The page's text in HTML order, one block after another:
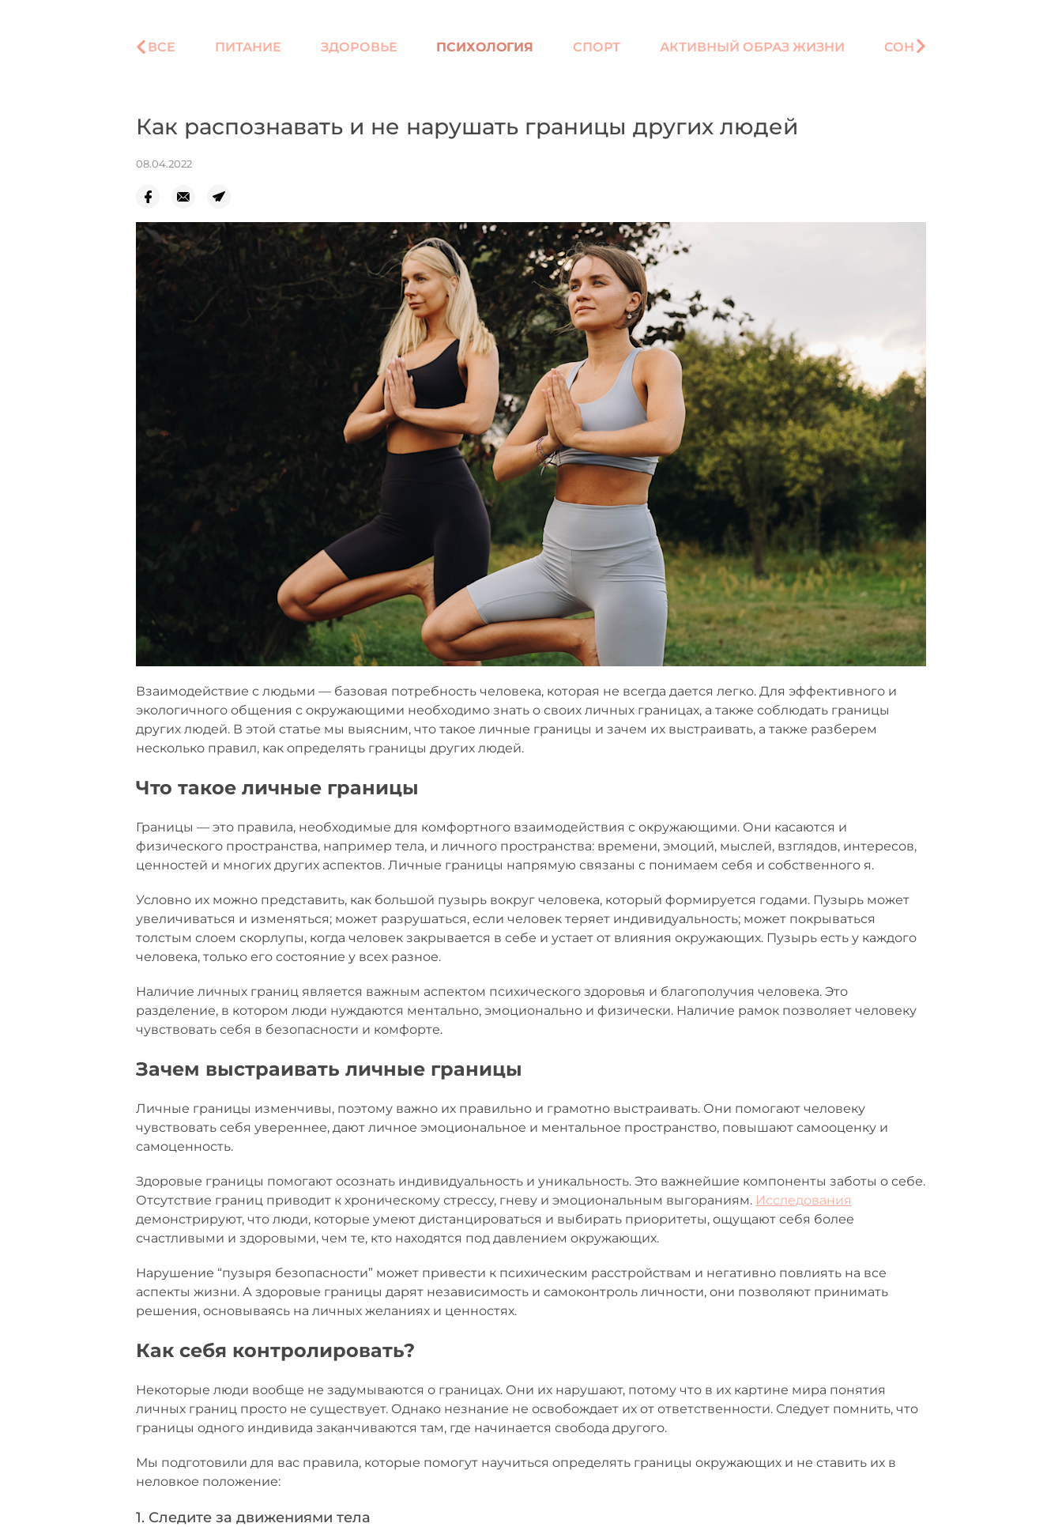
ВСЕ ПИТАНИЕ ЗДОРОВЬЕ ПСИХОЛОГИЯ СПОРТ АКТИВНЫЙ ОБРАЗ ЖИЗНИ СОН
Как распознавать и не нарушать границы других людей
08.04.2022
Взаимодействие с людьми — базовая потребность человека, которая не всегда дается легко. Для эффективного и
экологичного общения с окружающими необходимо знать о своих личных границах, а также соблюдать границы
других людей. В этой статье мы выясним, что такое личные границы и зачем их выстраивать, а также разберем
несколько правил, как определять границы других людей.
Что такое личные границы
Границы — это правила, необходимые для комфортного взаимодействия с окружающими. Они касаются и
физического пространства, например тела, и личного пространства: времени, эмоций, мыслей, взглядов, интересов,
ценностей и многих других аспектов. Личные границы напрямую связаны с понимаем себя и собственного я.
Условно их можно представить, как большой пузырь вокруг человека, который формируется годами. Пузырь может
увеличиваться и изменяться; может разрушаться, если человек теряет индивидуальность; может покрываться
толстым слоем скорлупы, когда человек закрывается в себе и устает от влияния окружающих. Пузырь есть у каждого
человека, только его состояние у всех разное.
Наличие личных границ является важным аспектом психического здоровья и благополучия человека. Это
разделение, в котором люди нуждаются ментально, эмоционально и физически. Наличие рамок позволяет человеку
чувствовать себя в безопасности и комфорте.
Зачем выстраивать личные границы
Личные границы изменчивы, поэтому важно их правильно и грамотно выстраивать. Они помогают человеку
чувствовать себя увереннее, дают личное эмоциональное и ментальное пространство, повышают самооценку и
самоценность.
Здоровые границы помогают осознать индивидуальность и уникальность. Это важнейшие компоненты заботы о себе.
Отсутствие границ приводит к хроническому стрессу, гневу и эмоциональным выгораниям. Исследования
демонстрируют, что люди, которые умеют дистанцироваться и выбирать приоритеты, ощущают себя более
счастливыми и здоровыми, чем те, кто находятся под давлением окружающих.
Нарушение “пузыря безопасности” может привести к психическим расстройствам и негативно повлиять на все
аспекты жизни. А здоровые границы дарят независимость и самоконтроль личности, они позволяют принимать
решения, основываясь на личных желаниях и ценностях.
Как себя контролировать?
Некоторые люди вообще не задумываются о границах. Они их нарушают, потому что в их картине мира понятия
личных границ просто не существует. Однако незнание не освобождает их от ответственности. Следует помнить, что
границы одного индивида заканчиваются там, где начинается свобода другого.
Мы подготовили для вас правила, которые помогут научиться определять границы окружающих и не ставить их в
неловкое положение:
1. Следите за движениями тела